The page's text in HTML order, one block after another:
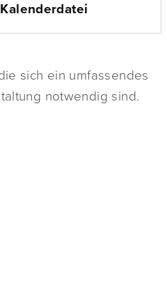
sich ein umfassendes
notwendig sind.